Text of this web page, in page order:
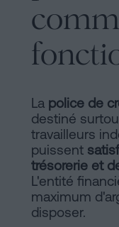
Processus
Éditorial
Contenus
Personalizar
cookies
Suivez-
?
Contacter
La police de
destiné
travailleurs
puissent
trésorerie et
L'entité
maximum
disposer.